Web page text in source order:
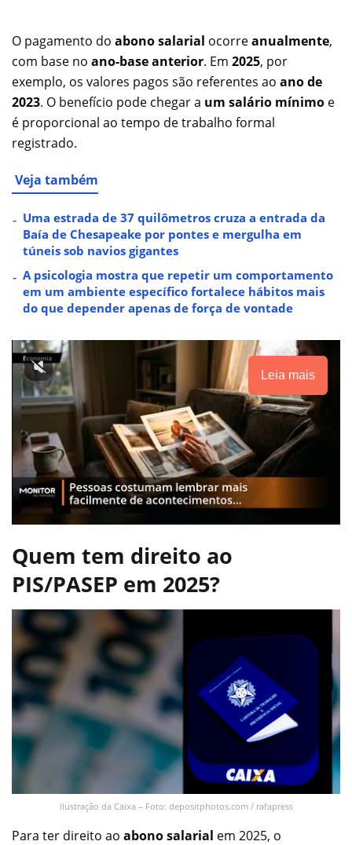
O pagamento do abono salarial ocorreanualmente,
com base no ano-base anterior. Em 2025, por
exemplo, os valores pagos são referentes ao ano de
2023. O benefício pode chegar a um salário mínimo e
é proporcional ao tempo de trabalho formal
registrado.
Veja também
Uma estrada de 37 quilômetros cruza a entrada da
Baía de Chesapeake por pontes e mergulha em
túneis sob navios gigantes
A psicologia mostra que repetir um comportamento
em um ambiente específico fortalece hábitos mais
do que depender apenas de força de vontade
Leia mais
Quem tem direito ao
PIS/PASEP em 2025?
Ilustração da Caixa – Foto: depositphotos.com / rafapress
Para ter direito ao abono salarial em 2025, o